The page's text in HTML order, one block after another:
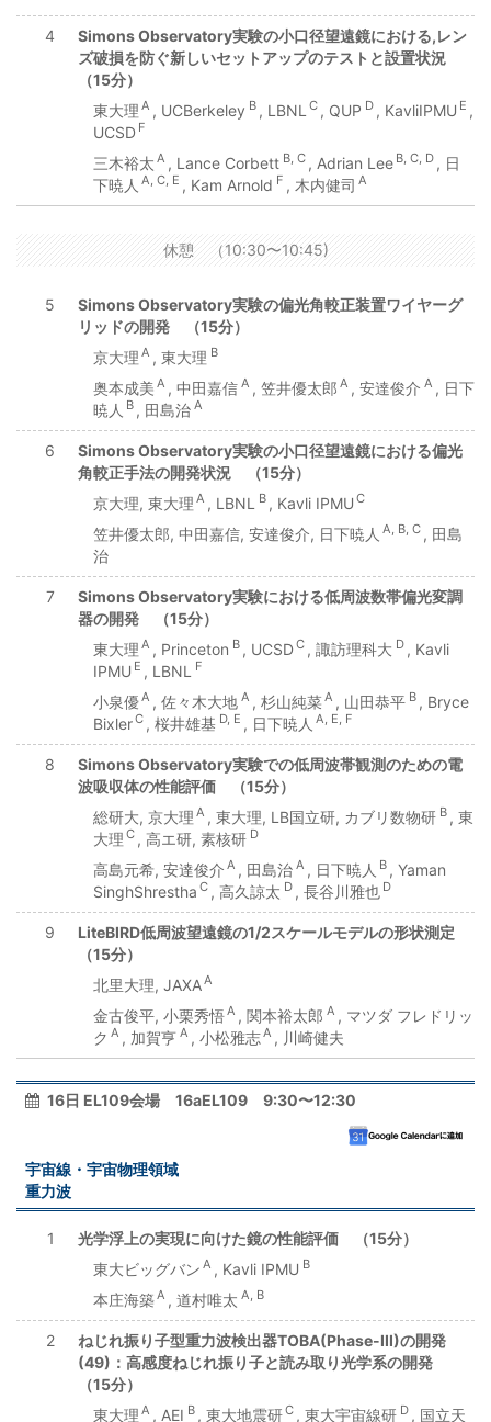
4
Simons Observatory実験の小口径望遠鏡における,レン
ズ破損を防ぐ新しいセットアップのテストと設置状況
（15分）
東大理 A , UCBerkeley B , LBNL C , QUP D , KavliIPMU E ,
UCSD F
三木裕太 A , Lance Corbett B, C , Adrian Lee B, C, D , 日
下暁人 A, C, E , Kam Arnold F , 木内健司 A
休憩 （10:30〜10:45)
5
Simons Observatory実験の偏光角較正装置ワイヤーグ
リッドの開発 （15分）
京大理 A , 東大理 B
奥本成美 A , 中田嘉信 A , 笠井優太郎 A , 安達俊介 A , 日下
暁人 B , 田島治 A
6
Simons Observatory実験の小口径望遠鏡における偏光
角較正手法の開発状況 （15分）
京大理, 東大理 A , LBNL B , Kavli IPMU C
笠井優太郎, 中田嘉信, 安達俊介, 日下暁人 A, B, C , 田島
治
7
Simons Observatory実験における低周波数帯偏光変調
器の開発 （15分）
東大理 A , Princeton B , UCSDC , 諏訪理科大 D , Kavli
IPMU E , LBNL F
小泉優A , 佐々木大地 A , 杉山純菜 A , 山田恭平 B , Bryce
BixlerC , 桜井雄基 D, E , 日下暁人 A, E, F
8
Simons Observatory実験での低周波帯観測のための電
波吸収体の性能評価 （15分）
総研大, 京大理 A , 東大理, LB国立研, カブリ数物研 B , 東
大理 C , 高エ研, 素核研 D
高島元希, 安達俊介 A , 田島治 A , 日下暁人 B , Yaman
SinghShrestha C , 高久諒太 D , 長谷川雅也 D
9
LiteBIRD低周波望遠鏡の1/2スケールモデルの形状測定
（15分）
北里大理, JAXAA
金古俊平, 小栗秀悟A , 関本裕太郎 A , マツダ フレドリッ
ク A , 加賀亨 A , 小松雅志A , 川崎健夫
16日 EL109会場 16aEL109 9:30〜12:30
宇宙線・宇宙物理領域
重力波
1
光学浮上の実現に向けた鏡の性能評価 （15分）
東大ビッグバン A , Kavli IPMU B
本庄海築A , 道村唯太 A, B
2
ねじれ振り子型重力波検出器TOBA(Phase-III)の開発
(49)：高感度ねじれ振り子と読み取り光学系の開発
（15分）
東大理 A , AEI B , 東大地震研C , 東大宇宙線研 D , 国立天